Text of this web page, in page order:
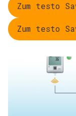
Zum testo
Zum testo